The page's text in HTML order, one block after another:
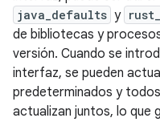
java_defaults y
de bibliotecas y
versión. Cuando se
interfaz, se pueden
predeterminados y
actualizan juntos, lo que